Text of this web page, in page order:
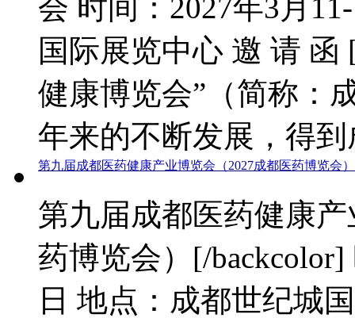
会 时间：2027年3月
国际展览中心 邀 请 函
健康博览会”（简称：
年来的不断发展，得
第九届成都医药健康产业博览会（2027成都医药博览会）
第九届成都医药健康
药博览会）[/
日 地点：成都世纪城